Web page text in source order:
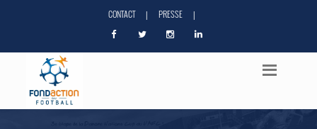
CONTACT | PRESSE |